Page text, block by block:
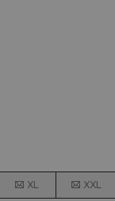
XL XXL